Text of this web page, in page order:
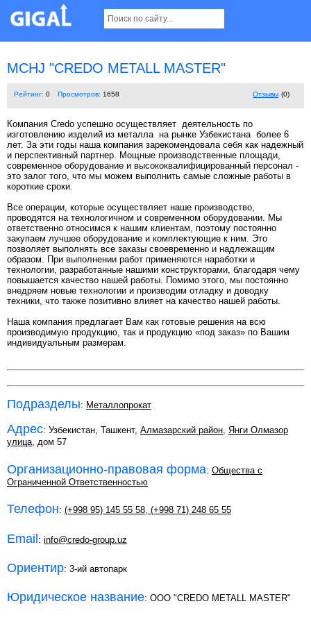
MCHJ "CREDO METALL MASTER"
Рейтинг: 0 Просмотров: 1658 Отзывы (0)
Компания Credo успешно осуществляет деятельность по
изготовлению изделий из металла на рынке Узбекистана более 6
лет. За эти годы наша компания зарекомендовала себя как надежный
и перспективный партнер. Мощные производственные площади,
современное оборудование и высококвалифицированный персонал -
это залог того, что мы можем выполнить самые сложные работы в
короткие сроки.
Все операции, которые осуществляет наше производство,
проводятся на технологичном и современном оборудовании. Мы
ответственно относимся к нашим клиентам, поэтому постоянно
закупаем лучшее оборудование и комплектующие к ним. Это
позволяет выполнять все заказы своевременно и надлежащим
образом. При выполнении работ применяются наработки и
технологии, разработанные нашими конструкторами, благодаря чему
повышается качество нашей работы. Помимо этого, мы постоянно
внедряем новые технологии и производим отладку и доводку
техники, что также позитивно влияет на качество нашей работы.
Наша компания предлагает Вам как готовые решения на всю
производимую продукцию, так и продукцию «под заказ» по Вашим
индивидуальным размерам.
Подразделы: Металлопрокат
Адрес: Узбекистан, Ташкент, Алмазарский район, Янги Олмазор
улица, дом 57
Организационно-правовая форма: Общества с
Ограниченной Ответственностью
Телефон: (+998 95) 145 55 58, (+998 71) 248 65 55
Email: info@credo-group.uz
Ориентир: 3-ий автопарк
Юридическое название: OOO "CREDO METALL MASTER"